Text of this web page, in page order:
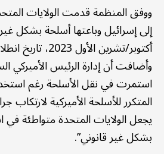
ووفق المنظمة قدمت الولايات
أكتوبر/تشرين
وأضافت أن إدارة الرئيس الأميركي
استمرت في نقل الأسلحة رغم
المتكرر للأسلحة الأميركية
يجعل الولايات المتحدة متواطئة
بشكل غير قانوني”.